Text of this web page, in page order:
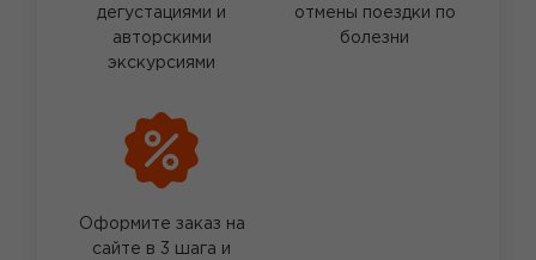
дегустациями и
авторскими
экскурсиями
отмены поездки по
болезни
Оформите заказ на
сайте в 3 шага и